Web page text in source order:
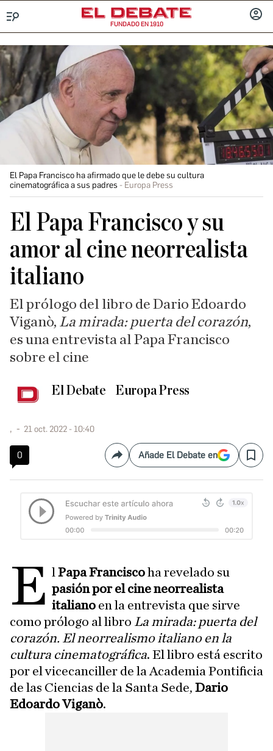
FUNDADO EN 1910
El Papa Francisco ha afirmado que le debe su cultura
cinematográfica a sus padres
Europa Press
El Papa Francisco y su
amor al cine neorrealista
italiano
El prólogo del libro de Dario Edoardo
Viganò, La mirada: puerta del corazón,
es una entrevista al Papa Francisco
sobre el cine
El Debate Europa Press
, 21 oct. 2022 - 10:40
0 CompartirAñade El Debate en Save
E lPapa Franciscoha revelado su
pasión por el cine neorrealista
italiano en la entrevista que sirve
como prólogo al libro La mirada: puerta del
corazón. El neorrealismo italiano en la
cultura cinematográfica. El libro está escrito
por el vicecanciller de la Academia Pontificia
de las Ciencias de la Santa Sede, Dario
Edoardo Viganò.